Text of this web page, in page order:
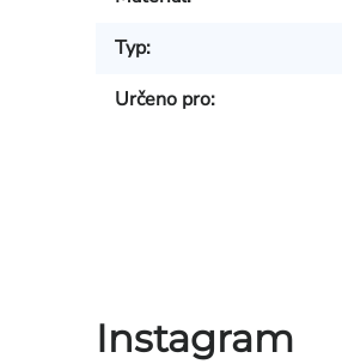
Typ:
Určeno pro:
Instagram